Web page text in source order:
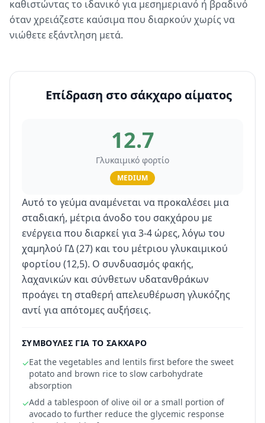
καθιστώντας το ιδανικό για μεσημεριανό ή βραδινό
όταν χρειάζεστε καύσιμα που διαρκούν χωρίς να
νιώθετε εξάντληση μετά.
Επίδραση στο σάκχαρο αίματος
12.7
Γλυκαιμικό φορτίο
MEDIUM
Αυτό το γεύμα αναμένεται να προκαλέσει μια
σταδιακή, μέτρια άνοδο του σακχάρου με
ενέργεια που διαρκεί για 3-4 ώρες, λόγω του
χαμηλού ΓΔ (27) και του μέτριου γλυκαιμικού
φορτίου (12,5). Ο συνδυασμός φακής,
λαχανικών και σύνθετων υδατανθράκων
προάγει τη σταθερή απελευθέρωση γλυκόζης
αντί για απότομες αυξήσεις.
ΣΥΜΒΟΥΛΈΣ ΓΙΑ ΤΟ ΣΆΚΧΑΡΟ
✓Eat the vegetables and lentils first before the sweet
potato and brown rice to slow carbohydrate
absorption
✓Add a tablespoon of olive oil or a small portion of
avocado to further reduce the glycemic response